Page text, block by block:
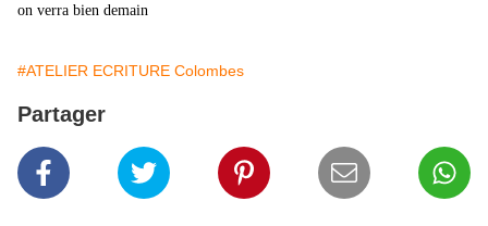
on verra bien demain
#ATELIER ECRITURE Colombes
Partager